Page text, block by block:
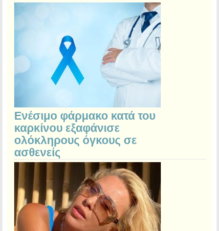
Eνέσιμο φάρμακο κατά του
καρκίνου εξαφάνισε
ολόκληρους όγκους σε
ασθενείς